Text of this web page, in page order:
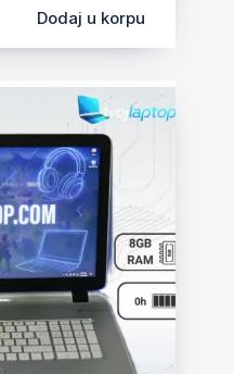
Dodaj u korpu